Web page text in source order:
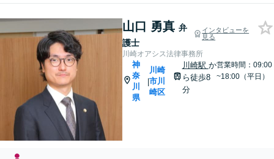
山口 勇真 弁
護士
インタビューを
見る
川崎オアシス法律事務所
神
奈
川
県
|
川崎
市川
崎区
川崎駅 か
ら徒歩8
分
営業時間：09:00
~18:00（平日）